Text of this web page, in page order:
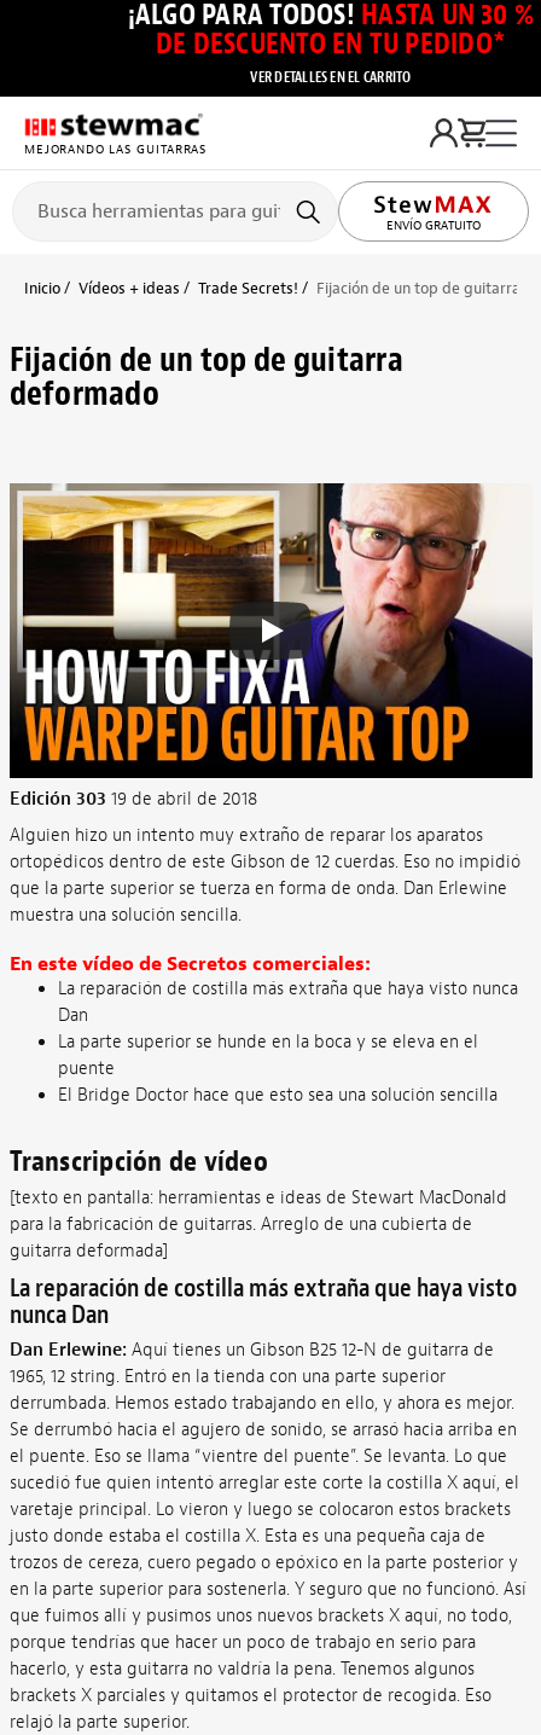
¡ALGO PARA TODOS! HASTA UN 30 %
DE DESCUENTO EN TU PEDIDO*
VER DETALLES EN EL CARRITO
MEJORANDO LAS GUITARRAS
ENVÍO GRATUITO
Inicio Vídeos + ideas Trade Secrets! Fijación de un top de guitarra
Fijación de un top de guitarra
deformado
Edición 303 19 de abril de 2018
Alguien hizo un intento muy extraño de reparar los aparatos
ortopédicos dentro de este Gibson de 12 cuerdas. Eso no impidió
que la parte superior se tuerza en forma de onda. Dan Erlewine
muestra una solución sencilla.
En este vídeo de Secretos comerciales:
La reparación de costilla más extraña que haya visto nunca
Dan
La parte superior se hunde en la boca y se eleva en el
puente
El Bridge Doctor hace que esto sea una solución sencilla
Transcripción de vídeo
[texto en pantalla: herramientas e ideas de Stewart MacDonald
para la fabricación de guitarras. Arreglo de una cubierta de
guitarra deformada]
La reparación de costilla más extraña que haya visto
nunca Dan
Dan Erlewine: Aquí tienes un Gibson B25 12-N de guitarra de
1965, 12 string. Entró en la tienda con una parte superior
derrumbada. Hemos estado trabajando en ello, y ahora es mejor.
Se derrumbó hacia el agujero de sonido, se arrasó hacia arriba en
el puente. Eso se llama “vientre del puente”. Se levanta. Lo que
sucedió fue quien intentó arreglar este corte la costilla X aquí, el
varetaje principal. Lo vieron y luego se colocaron estos brackets
justo donde estaba el costilla X. Esta es una pequeña caja de
trozos de cereza, cuero pegado o epóxico en la parte posterior y
en la parte superior para sostenerla. Y seguro que no funcionó. Así
que fuimos allí y pusimos unos nuevos brackets X aquí, no todo,
porque tendrías que hacer un poco de trabajo en serio para
hacerlo, y esta guitarra no valdría la pena. Tenemos algunos
brackets X parciales y quitamos el protector de recogida. Eso
relajó la parte superior.